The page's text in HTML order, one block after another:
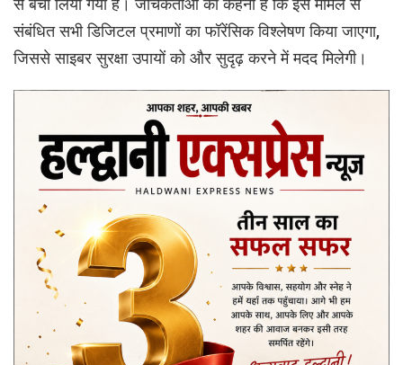
से बचा लिया गया है। जांचकर्ताओं का कहना है कि इस मामले से
संबंधित सभी डिजिटल प्रमाणों का फॉरेंसिक विश्लेषण किया जाएगा,
जिससे साइबर सुरक्षा उपायों को और सुदृढ़ करने में मदद मिलेगी।